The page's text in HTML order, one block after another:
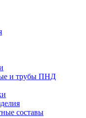
и трубы ПНД
составы